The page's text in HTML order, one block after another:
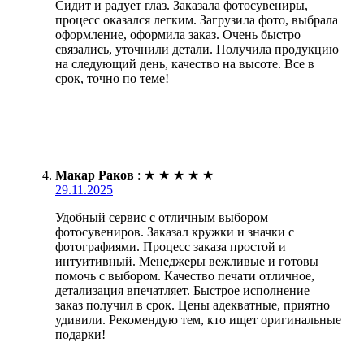
Сидит и радует глаз. Заказала фотосувениры,
процесс оказался легким. Загрузила фото, выбрала
оформление, оформила заказ. Очень быстро
связались, уточнили детали. Получила продукцию
на следующий день, качество на высоте. Все в
срок, точно по теме!
Макар Раков : ★ ★ ★ ★ ★
29.11.2025
Удобный сервис с отличным выбором
фотосувениров. Заказал кружки и значки с
фотографиями. Процесс заказа простой и
интуитивный. Менеджеры вежливые и готовы
помочь с выбором. Качество печати отличное,
детализация впечатляет. Быстрое исполнение —
заказ получил в срок. Цены адекватные, приятно
удивили. Рекомендую тем, кто ищет оригинальные
подарки!